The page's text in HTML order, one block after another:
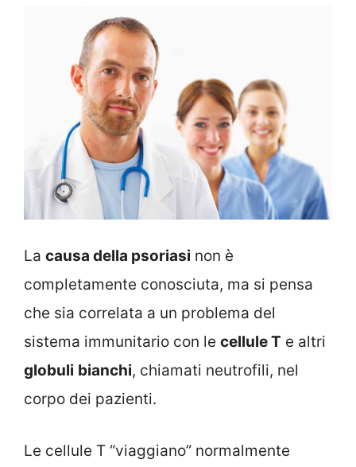
La causa della psoriasi non è
completamente conosciuta, ma si pensa
che sia correlata a un problema del
sistema immunitario con le cellule T e altri
globuli bianchi, chiamati neutrofili, nel
corpo dei pazienti.
Le cellule T “viaggiano” normalmente